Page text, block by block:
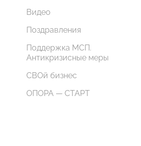
Видео
Поздравления
Поддержка МСП.
Антикризисные меры
СВОй бизнес
ОПОРА — СТАРТ